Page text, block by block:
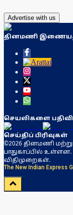
Advertise with us
தினமணி
செயலிகளை
செய்திப் பிரிவுகள்
©2026 தினமணி
பாதுகாப்பில்
விதிமுறைகள்.
The New Indian Express